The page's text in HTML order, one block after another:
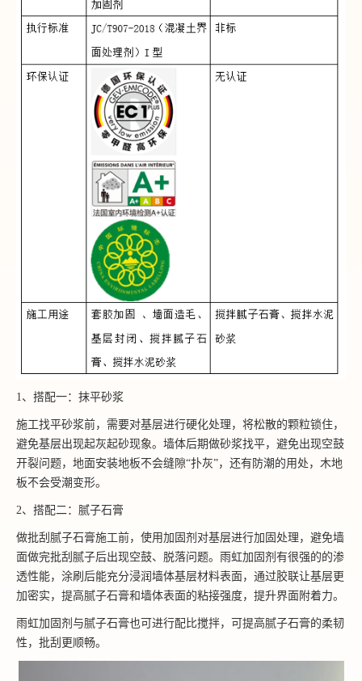
1、搭配一：抹平砂浆
施工找平砂浆前，需要对基层进行硬化处理，将松散的颗粒锁住，
避免基层出现起灰起砂现象。墙体后期做砂浆找平，避免出现空鼓
开裂问题，地面安装地板不会缝隙“扑灰”，还有防潮的用处，木地
板不会受潮变形。
2、搭配二：腻子石膏
做批刮腻子石膏施工前，使用加固剂对基层进行加固处理，避免墙
面做完批刮腻子后出现空鼓、脱落问题。雨虹加固剂有很强的的渗
透性能，涂刷后能充分浸润墙体基层材料表面，通过胶联让基层更
加密实，提高腻子石膏和墙体表面的粘接强度，提升界面附着力。
雨虹加固剂与腻子石膏也可进行配比搅拌，可提高腻子石膏的柔韧
性，批刮更顺畅。